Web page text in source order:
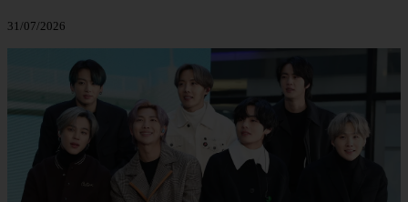
31/07/2026